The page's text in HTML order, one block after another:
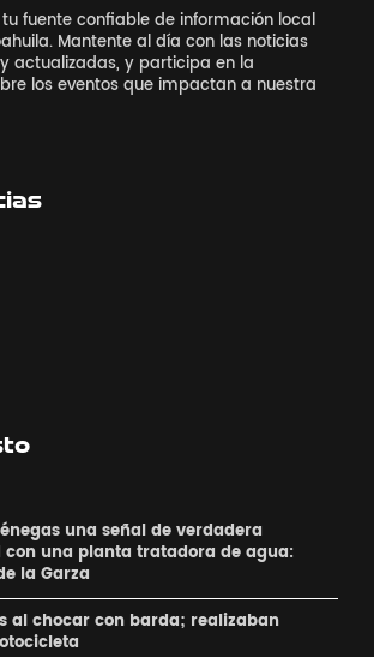
tu fuente confiable de información local
Mantente al día con las noticias
actualizadas, y participa en la
los eventos que impactan a nuestra
una señal de verdadera
una planta tratadora de agua:
la Garza
al chocar con barda; realizaban